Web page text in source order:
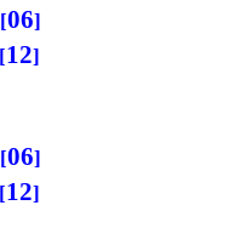
06
12
06
12